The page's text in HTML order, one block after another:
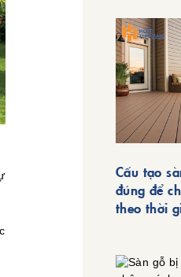
Cấu tạo
đúng để
theo thời